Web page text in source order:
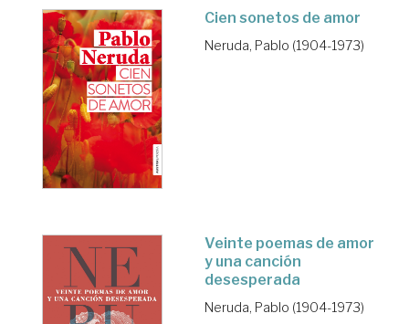
Cien sonetos de amor
Neruda, Pablo (1904-1973)
Veinte poemas de amor
y una canción
desesperada
Neruda, Pablo (1904-1973)